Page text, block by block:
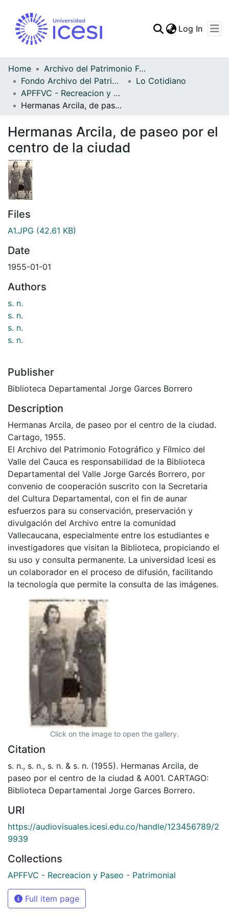
Statistics
Log In
Home
Archivo del Patrimonio Fotográfico y Fílmico del Valle del Cauca
Fondo Archivo del Patrimonio Fotográfico y Fílmico del Valle del Cauca
Lo Cotidiano
APFFVC - Recreacion y Paseo - Patrimonial
Hermanas Arcila, de paseo por el centro de la ciudad
Hermanas Arcila, de paseo por el
centro de la ciudad
Files
A1.JPG (42.61 KB)
Date
1955-01-01
Authors
s. n.
s. n.
s. n.
s. n.
Publisher
Biblioteca Departamental Jorge Garces Borrero
Description
Hermanas Arcila, de paseo por el centro de la ciudad.
Cartago, 1955.
El Archivo del Patrimonio Fotográfico y Fílmico del
Valle del Cauca es responsabilidad de la Biblioteca
Departamental del Valle Jorge Garcés Borrero, por
convenio de cooperación suscrito con la Secretaria
del Cultura Departamental, con el fin de aunar
esfuerzos para su conservación, preservación y
divulgación del Archivo entre la comunidad
Vallecaucana, especialmente entre los estudiantes e
investigadores que visitan la Biblioteca, propiciando el
su uso y consulta permanente. La universidad Icesi es
un colaborador en el proceso de difusión, facilitando
la tecnología que permite la consulta de las imágenes.
Click on the image to open the gallery.
Citation
s. n., s. n., s. n. & s. n. (1955). Hermanas Arcila, de
paseo por el centro de la ciudad & A001. CARTAGO:
Biblioteca Departamental Jorge Garces Borrero.
URI
https://audiovisuales.icesi.edu.co/handle/123456789/2
9939
Collections
APFFVC - Recreacion y Paseo - Patrimonial
Full item page